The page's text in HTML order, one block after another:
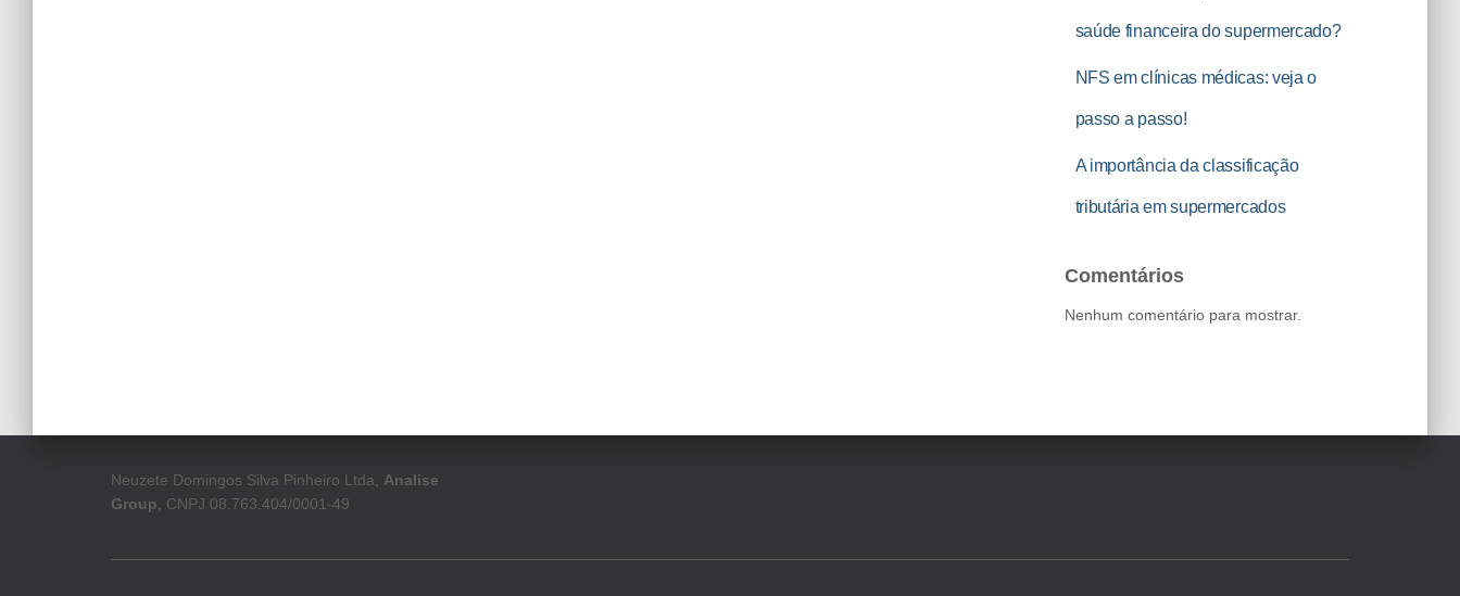
saúde financeira do supermercado?
NFS em clínicas médicas: veja o
passo a passo!
A importância da classificação
tributária em supermercados
Comentários
Nenhum comentário para mostrar.
Neuzete Domingos Silva Pinheiro Ltda, Analise
Group , CNPJ 08.763.404/0001-49